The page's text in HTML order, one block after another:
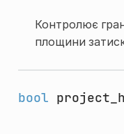
Контролює
площини
bool